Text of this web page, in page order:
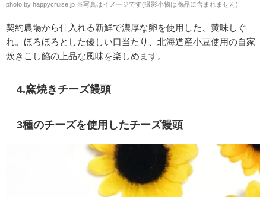
photo by happycruise.jp ※写真はイメージです(撮影小物は商品に含まれません)
契約農場から仕入れる新鮮で濃厚な卵を使用した、黄味しぐ
れ。ほろほろとした優しい口当たり、北海道産小豆使用の自家
炊きこし餡の上品な風味を楽しめます。
4.窯焼きチーズ饅頭
3種のチーズを使用したチーズ饅頭